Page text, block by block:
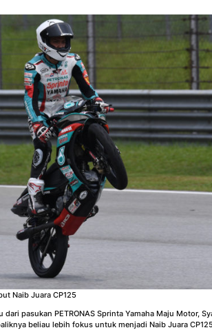
Naib Juara CP125
pasukan PETRONAS Sprinta Yamaha Maju Motor,
beliau lebih fokus untuk menjadi Naib Juara